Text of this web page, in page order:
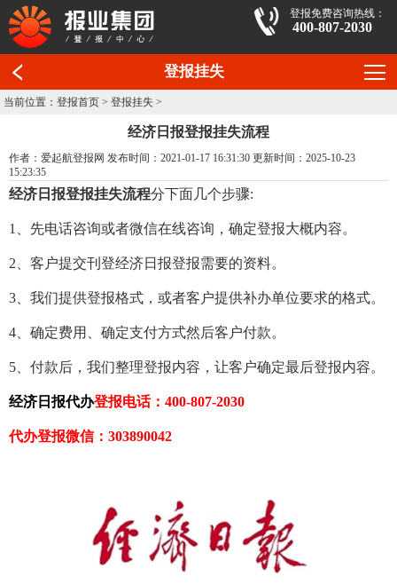
登报免费咨询热线：
400-807-2030
登报挂失
当前位置：登报首页 >登报挂失 >
经济日报登报挂失流程
作者：爱起航登报网 发布时间：2021-01-17 16:31:30 更新时间：2025-10-23
15:23:35
经济日报登报挂失流程分下面几个步骤:
1、先电话咨询或者微信在线咨询，确定登报大概内容。
2、客户提交刊登经济日报登报需要的资料。
3、我们提供登报格式，或者客户提供补办单位要求的格式。
4、确定费用、确定支付方式然后客户付款。
5、付款后，我们整理登报内容，让客户确定最后登报内容。
经济日报代办登报电话：400-807-2030
代办登报微信：303890042